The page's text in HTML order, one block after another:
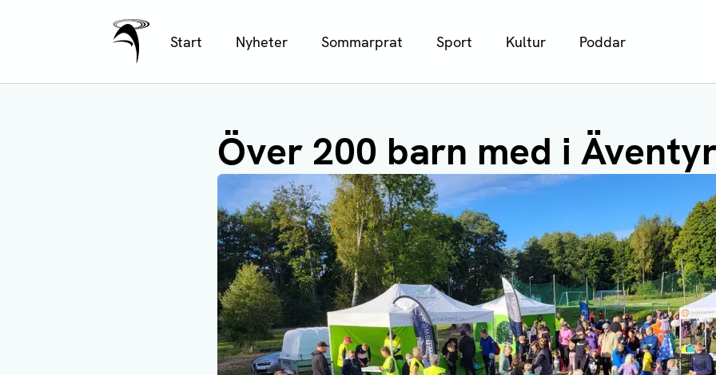
Ålands Radio & TV
Start Nyheter Sommarprat Sport Kultur Poddar
Över 200 barn med i